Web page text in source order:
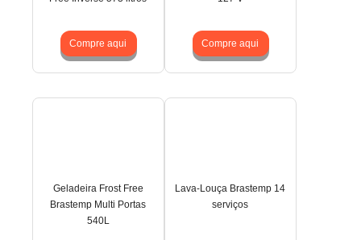
Compre aqui Compre aqui
Geladeira Frost Free
Brastemp Multi Portas
540L
Lava-Louça Brastemp 14
serviços